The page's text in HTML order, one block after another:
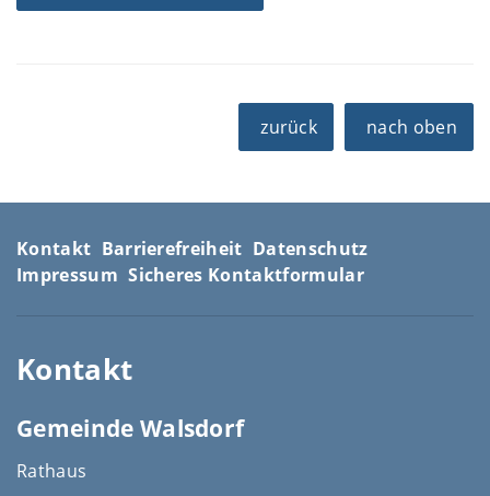
zurück nach oben
Kontakt Barrierefreiheit Datenschutz
Impressum Sicheres Kontaktformular
Kontakt
Gemeinde Walsdorf
Rathaus